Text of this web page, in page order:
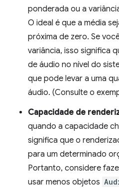
ponderada ou a
O ideal é que a média
próxima de zero. Se
variância, isso significa
de áudio no nível do
que pode levar a uma
áudio. (Consulte o
Capacidade de
quando a capacidade
significa que o
para um determinado
Portanto, considere
usar menos objetos